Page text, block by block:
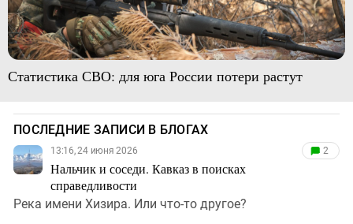
Статистика СВО: для юга России потери растут
ПОСЛЕДНИЕ ЗАПИСИ В БЛОГАХ
13:16, 24 июня 2026
Нальчик и соседи. Кавказ в поисках
справедливости
2
Река имени Хизира. Или что-то другое?